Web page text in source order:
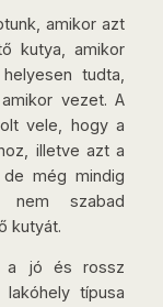
amikor azt
kutya, amikor
tudta,
vezet. A
vele, hogy a
illetve azt a
még mindig
nem szabad
kutyát.
a jó és rossz
típusa